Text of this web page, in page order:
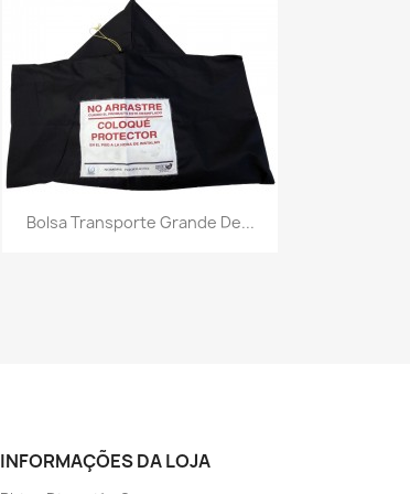
Visualização rápida
Bolsa Transporte Grande De...
INFORMAÇÕES DA LOJA